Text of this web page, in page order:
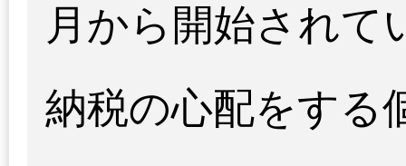
月から開始されて
納税の心配をする